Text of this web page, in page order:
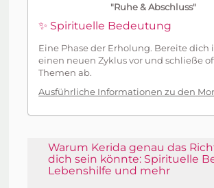
"Ruhe & Abschluss"
✨ Spirituelle Bedeutung
Eine Phase der Erholung. Bereite dich
einen neuen Zyklus vor und schließe
Themen ab.
Ausführliche Informationen zu den
Warum Kerida genau das
dich sein könnte: Spirituelle
Lebenshilfe und mehr